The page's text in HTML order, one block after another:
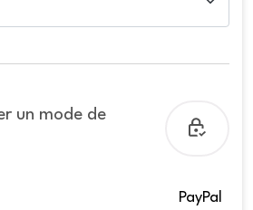
un mode de
PayPal